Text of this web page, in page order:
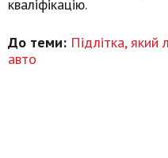
кваліфікацію.
До теми: Підлітка, який
авто